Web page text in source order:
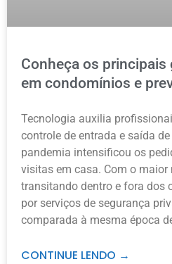
Conheça os principais
em condomínios e
Tecnologia auxilia
controle de entrada e saída
pandemia intensificou os
visitas em casa. Com o maior
transitando dentro e fora dos
por serviços de segurança
comparada à mesma época
CONTINUE LENDO →